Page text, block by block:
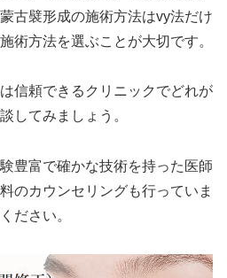
古襞形成の施術方法はvy法だけ
術方法を選ぶことが大切です。
信頼できるクリニックでどれが
してみましょう。
豊富で確かな技術を持った医師
のカウンセリングも行っていま
ださい。